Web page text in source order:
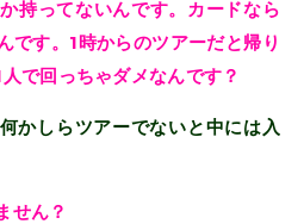
持ってないんです。カードなら
です。1時からのツアーだと帰り
で回っちゃダメなんです？
かしらツアーでないと中には入
せん？